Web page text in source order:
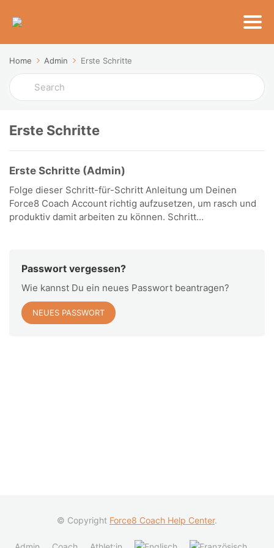
Home Admin Erste Schritte
Search
For
Erste Schritte
Erste Schritte (Admin)
Folge dieser Schritt-für-Schritt Anleitung um Deinen
Force8 Coach Account richtig aufzusetzen, um rasch und
produktiv damit arbeiten zu können. Schritt...
Passwort vergessen?
Wie kannst Du ein neues Passwort beantragen?
NEUES PASSWORT
© Copyright Force8 Coach Help Center.